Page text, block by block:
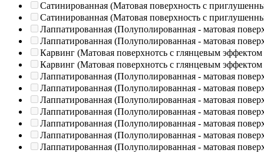
Сатинированная (Матовая поверхность с
Сатинированная (Матовая поверхность с
Лаппатированная (Полуполированная - матовая
Лаппатированная (Полуполированная - матовая
Карвинг (Матовая поверхнотсь с глянцевым эффектом
Карвинг (Матовая поверхнотсь с глянцевым эффектом
Лаппатированная (Полуполированная - матовая
Лаппатированная (Полуполированная - матовая
Лаппатированная (Полуполированная - матовая
Лаппатированная (Полуполированная - матовая
Лаппатированная (Полуполированная - матовая
Лаппатированная (Полуполированная - матовая
Лаппатированная (Полуполированная - матовая